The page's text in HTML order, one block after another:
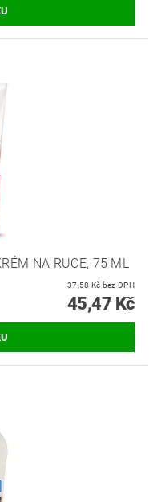
NA RUCE, 75 ML
37,58 Kč bez DPH
45,47 Kč